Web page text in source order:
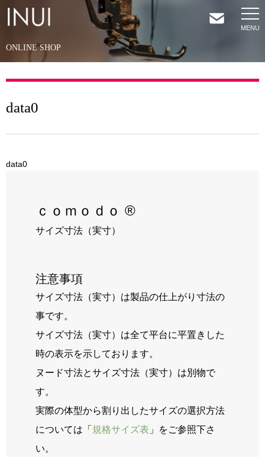
HOME
CONTACT
BLOG
ONLINE SHOP
data0
data0
ｃｏｍｏｄｏ ®
サイズ寸法（実寸）
注意事項
サイズ寸法（実寸）は製品の仕上がり寸法の
事です。
サイズ寸法（実寸）は全て平台に平置きした
時の表示を示しております。
ヌード寸法とサイズ寸法（実寸）は別物で
す。
実際の体型から割り出したサイズの選択方法
については「 規格サイズ表 」をご参照下さ
い。